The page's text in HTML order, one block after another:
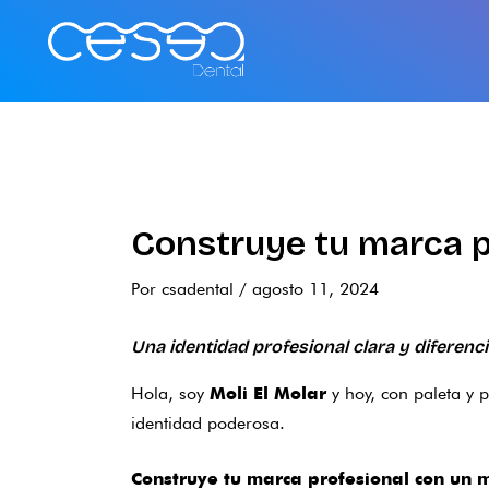
Construye tu marca
Por csadental / agosto 11, 2024
Una identidad profesional clara y
Hola, soy Moli El Molary hoy, con paleta y
identidad poderosa.
Construye tu marca profesional con un